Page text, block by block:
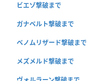
ビエゾ撃破まで
ガナベルト撃破まで
ベノムリザード撃破まで
メズメルド撃破まで